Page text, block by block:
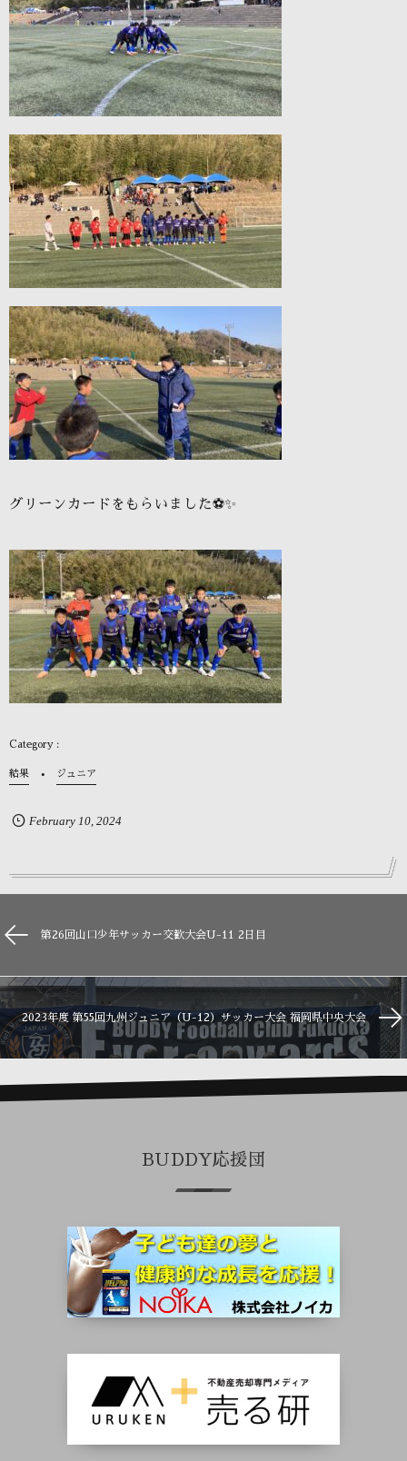
グリーンカードをもらいました⚽✨
結果 ジュニア
February 10, 2024
第26回山口少年サッカー交歓大会U-11 2日目
2023年度 第55回九州ジュニア（U-12）サッカー大会 福岡県中央大会
BUDDY応援団